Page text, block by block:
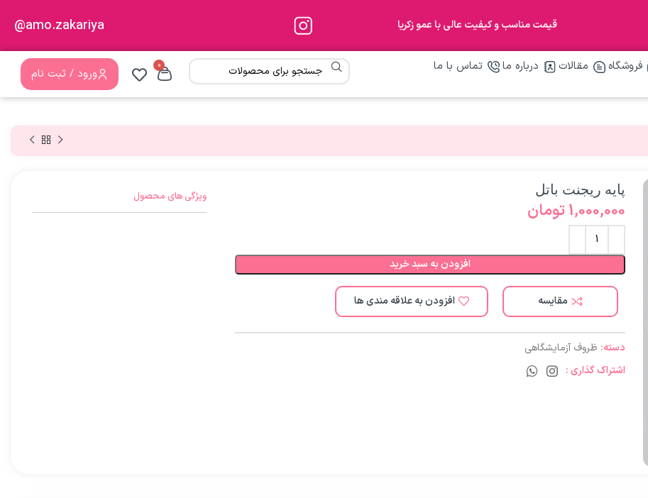
قیمت مناسب و کیفیت عالی با عمو زکریا amo.zakariya@
فروشگاه مقالات درباره ما تماس با ما 0
ورود / ثبت نام
پایه ریجنت باتل
1,000,000تومان
افزودن به سبد خرید
مقایسه افزودن به علاقه مندی ها
دسته: ظروف آزمایشگاهی
اشتراک گذاری :
ویژگی های محصول